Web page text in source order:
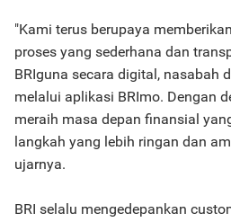
"Kami terus berupaya
proses yang sederhana dan
BRIguna secara digital, nasabah
melalui aplikasi BRImo. Dengan
meraih masa depan finansial
langkah yang lebih ringan dan
ujarnya.
BRI selalu mengedepankan